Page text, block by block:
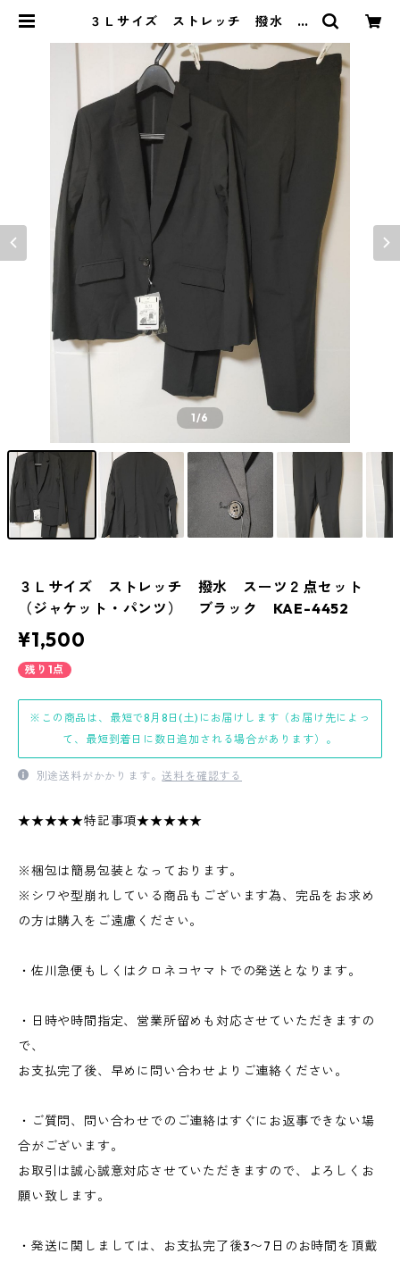
３Ｌサイズ ストレッチ 撥水 ス
ツ） ブラック KAE-4452 | DOL
UCK PRODUCE
1/6
３Ｌサイズ ストレッチ 撥水 スーツ２点セット
（ジャケット・パンツ） ブラック KAE-4452
¥1,500
残り1点
※この商品は、最短で8月8日(土)にお届けします（お届け先によっ
て、最短到着日に数日追加される場合があります）。
別途送料がかかります。送料を確認する
★★★★★特記事項★★★★★
※梱包は簡易包装となっております。
※シワや型崩れしている商品もございます為、完品をお求め
の方は購入をご遠慮ください。
・佐川急便もしくはクロネコヤマトでの発送となります。
・日時や時間指定、営業所留めも対応させていただきますの
で、
お支払完了後、早めに問い合わせよりご連絡ください。
・ご質問、問い合わせでのご連絡はすぐにお返事できない場
合がございます。
お取引は誠心誠意対応させていただきますので、よろしくお
願い致します。
・発送に関しましては、お支払完了後3〜7日のお時間を頂戴